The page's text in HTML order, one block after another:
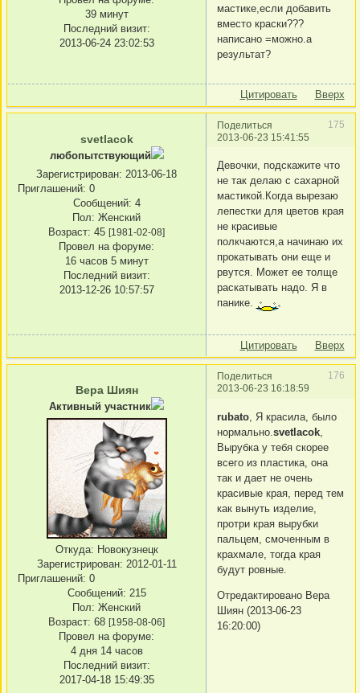
39 минут
Последний визит:
2013-06-24 23:02:53
мастике,если добавить
вместо краски???
написано =можно.а
результат?
Цитировать Вверх
Поделиться
175
2013-06-23 15:41:55
svetlacok
любопытствующий
Зарегистрирован: 2013-06-18
Приглашений: 0
Сообщений: 4
Пол: Женский
Возраст: 45 [1981-02-08]
Провел на форуме:
16 часов 5 минут
Последний визит:
2013-12-26 10:57:57
Девочки, подскажите что
не так делаю с сахарной
мастикой.Когда вырезаю
лепестки для цветов края
не красивые
полкчаются,а начинаю их
прокатывать они еще и
рвутся. Может ее толще
раскатывать надо. Я в
панике.
Цитировать Вверх
Поделиться
176
2013-06-23 16:18:59
Вера Шиян
Активный участник
Откуда: Новокузнецк
Зарегистрирован: 2012-01-11
Приглашений: 0
Сообщений: 215
Пол: Женский
Возраст: 68 [1958-08-06]
Провел на форуме:
4 дня 14 часов
Последний визит:
2017-04-18 15:49:35
rubato , Я красила, было
нормально. svetlacok
Вырубка у тебя скорее
всего из пластика, она
так и дает не очень
красивые края, перед тем
как вынуть изделие,
протри края вырубки
пальцем, смоченным в
крахмале, тогда края
будут ровные.
Отредактировано Вера
Шиян (2013-06-23
16:20:00)